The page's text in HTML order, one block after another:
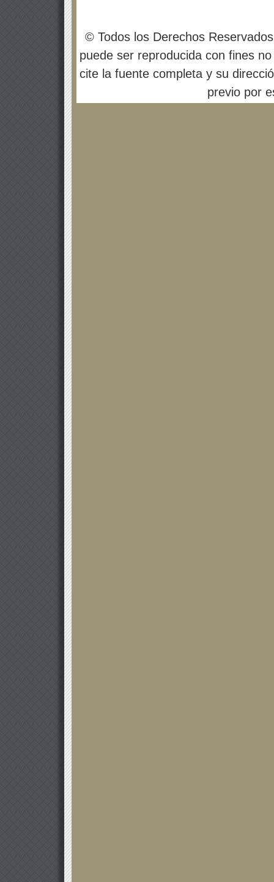
© Todos los Derechos
puede ser reproducida con fines
cite la fuente completa y su
previo por